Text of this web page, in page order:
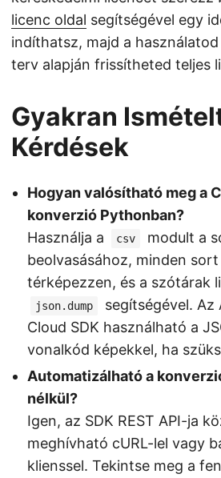
licenc oldal segítségével egy
indíthatsz, majd a
terv alapján frissítheted teljes
Gyakran
Kérdések
Hogyan valósítható meg a
konverzió Pythonban?
Használja a
csv
modult a
beolvasásához, minden
térképezzen, és a szótárak
json.dump
segítségével. Az
Cloud SDK használható a
vonalkód képekkel, ha
Automatizálható a
nélkül?
Igen, az SDK REST API-ja
meghívható cURL-lel vagy
klienssel. Tekintse meg a